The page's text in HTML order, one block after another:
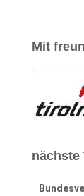
Mit
nächste